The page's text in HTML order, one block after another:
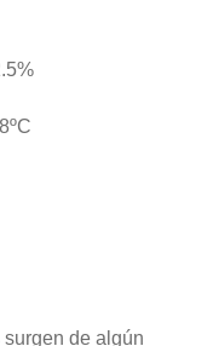
8ºC
de algún